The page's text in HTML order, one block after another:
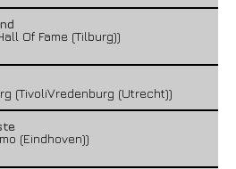
Of Fame (Tilburg))
(TivoliVredenburg (Utrecht))
(Eindhoven))